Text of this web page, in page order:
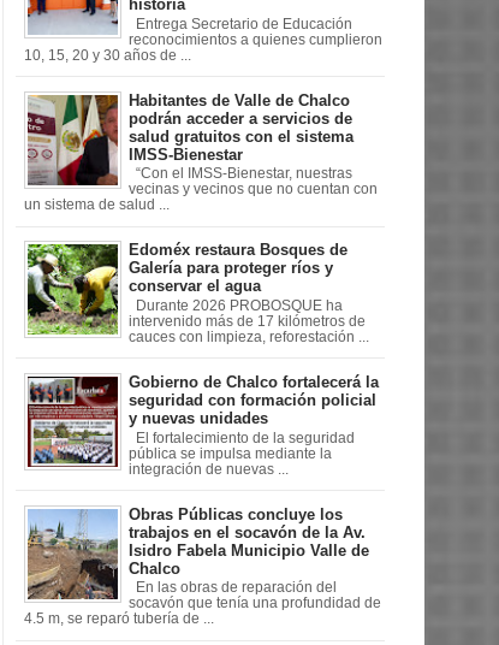
historia
Entrega Secretario de Educación
reconocimientos a quienes cumplieron
10, 15, 20 y 30 años de ...
Habitantes de Valle de Chalco
podrán acceder a servicios de
salud gratuitos con el sistema
IMSS-Bienestar
“Con el IMSS-Bienestar, nuestras
vecinas y vecinos que no cuentan con
un sistema de salud ...
Edoméx restaura Bosques de
Galería para proteger ríos y
conservar el agua
Durante 2026 PROBOSQUE ha
intervenido más de 17 kilómetros de
cauces con limpieza, reforestación ...
Gobierno de Chalco fortalecerá la
seguridad con formación policial
y nuevas unidades
El fortalecimiento de la seguridad
pública se impulsa mediante la
integración de nuevas ...
Obras Públicas concluye los
trabajos en el socavón de la Av.
Isidro Fabela Municipio Valle de
Chalco
En las obras de reparación del
socavón que tenía una profundidad de
4.5 m, se reparó tubería de ...